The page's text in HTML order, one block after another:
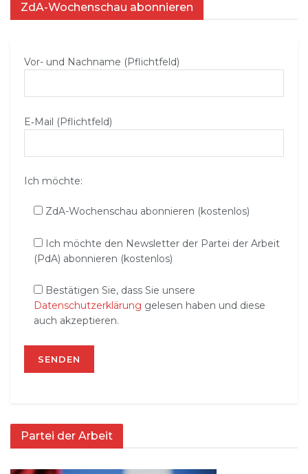
ZdA-Wochenschau abonnieren
Vor- und Nachname (Pflichtfeld)
E‑Mail (Pflichtfeld)
Ich möchte:
ZdA-Wochenschau abonnieren (kostenlos)
Ich möchte den Newsletter der Partei der Arbeit
(PdA) abonnieren (kostenlos)
Bestätigen Sie, dass Sie unsere
Datenschutzerklärung gelesen haben und diese
auch akzeptieren.
Partei der Arbeit